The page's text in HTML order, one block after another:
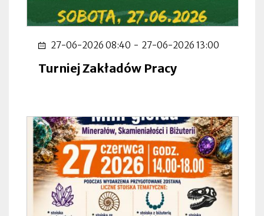
27-06-2026 08:40 - 27-06-2026 13:00
Turniej Zakładów Pracy